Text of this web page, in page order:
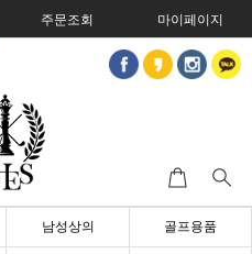
주문조회 마이페이지
남성상의 골프용품